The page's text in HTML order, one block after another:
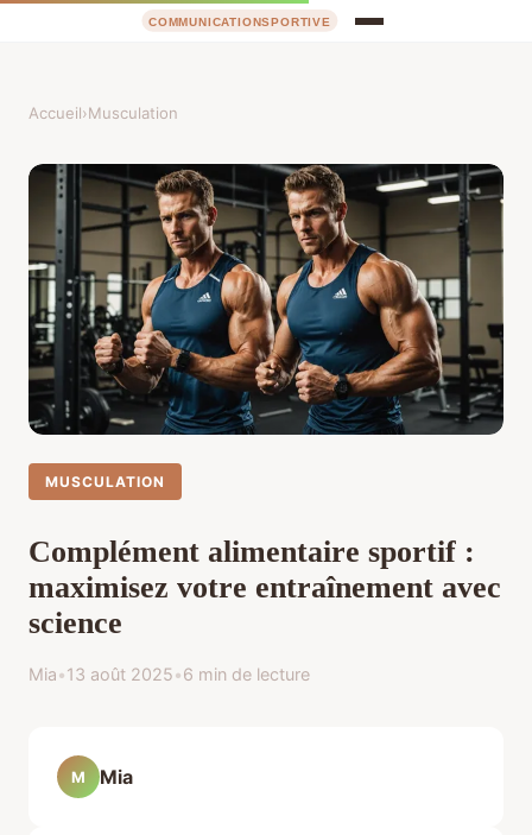
Accueil›Musculation
MUSCULATION
Complément alimentaire sportif :
maximisez votre entraînement avec
science
Mia•13 août 2025•6 min de lecture
M Mia